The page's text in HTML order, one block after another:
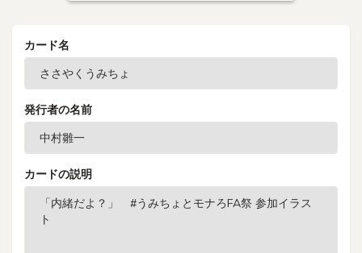
カード名
発行者の名前
カードの説明